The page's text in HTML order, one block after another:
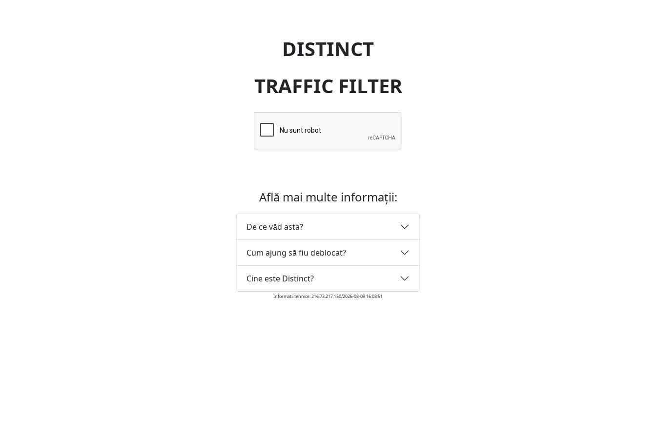
DISTINCT
TRAFFIC FILTER
Află mai multe informații:
De ce văd asta?
Cum ajung să fiu deblocat?
Cine este Distinct?
Informatii tehnice: 216.73.217.150/2026-08-09 16:08:51